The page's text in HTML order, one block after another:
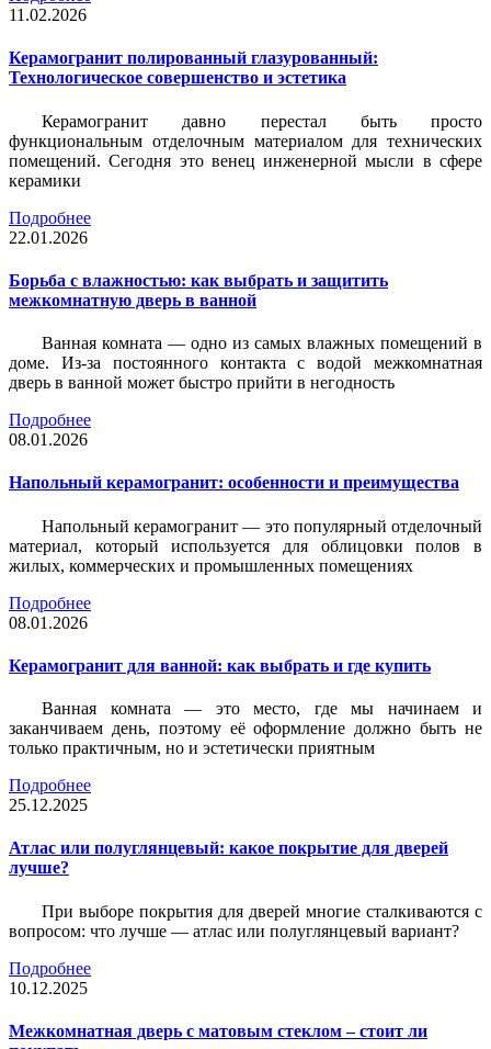
11.02.2026
Керамогранит полированный глазурованный:
Технологическое совершенство и эстетика
Керамогранит давно перестал быть просто
функциональным отделочным материалом для технических
помещений. Сегодня это венец инженерной мысли в сфере
керамики
Подробнее
22.01.2026
Борьба с влажностью: как выбрать и защитить
межкомнатную дверь в ванной
Ванная комната — одно из самых влажных помещений в
доме. Из-за постоянного контакта с водой межкомнатная
дверь в ванной может быстро прийти в негодность
Подробнее
08.01.2026
Напольный керамогранит: особенности и преимущества
Напольный керамогранит — это популярный отделочный
материал, который используется для облицовки полов в
жилых, коммерческих и промышленных помещениях
Подробнее
08.01.2026
Керамогранит для ванной: как выбрать и где купить
Ванная комната — это место, где мы начинаем и
заканчиваем день, поэтому её оформление должно быть не
только практичным, но и эстетически приятным
Подробнее
25.12.2025
Атлас или полуглянцевый: какое покрытие для дверей
лучше?
При выборе покрытия для дверей многие сталкиваются с
вопросом: что лучше — атлас или полуглянцевый вариант?
Подробнее
10.12.2025
Межкомнатная дверь с матовым стеклом – стоит ли